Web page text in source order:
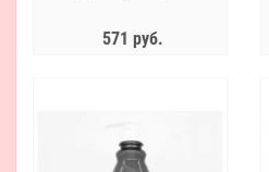
571 руб.